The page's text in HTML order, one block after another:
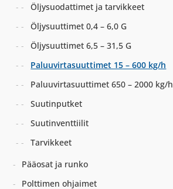
Öljysuodattimet ja tarvikkeet
Öljysuuttimet 0,4 – 6,0 G
Öljysuuttimet 6,5 – 31,5 G
Paluuvirtasuuttimet 15 – 600 kg/h
Paluuvirtasuuttimet 650 – 2000 kg/h
Suutinputket
Suutinventtiilit
Tarvikkeet
Pääosat ja runko
Polttimen ohjaimet